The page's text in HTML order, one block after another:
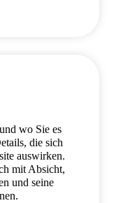
wo Sie es
die sich
auswirken.
mit Absicht,
und seine